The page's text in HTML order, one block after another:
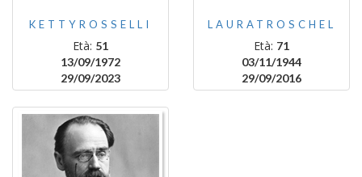
KETTYROSSELLI
Età: 51
13/09/1972
29/09/2023
LAURATROSCHEL
Età: 71
03/11/1944
29/09/2016